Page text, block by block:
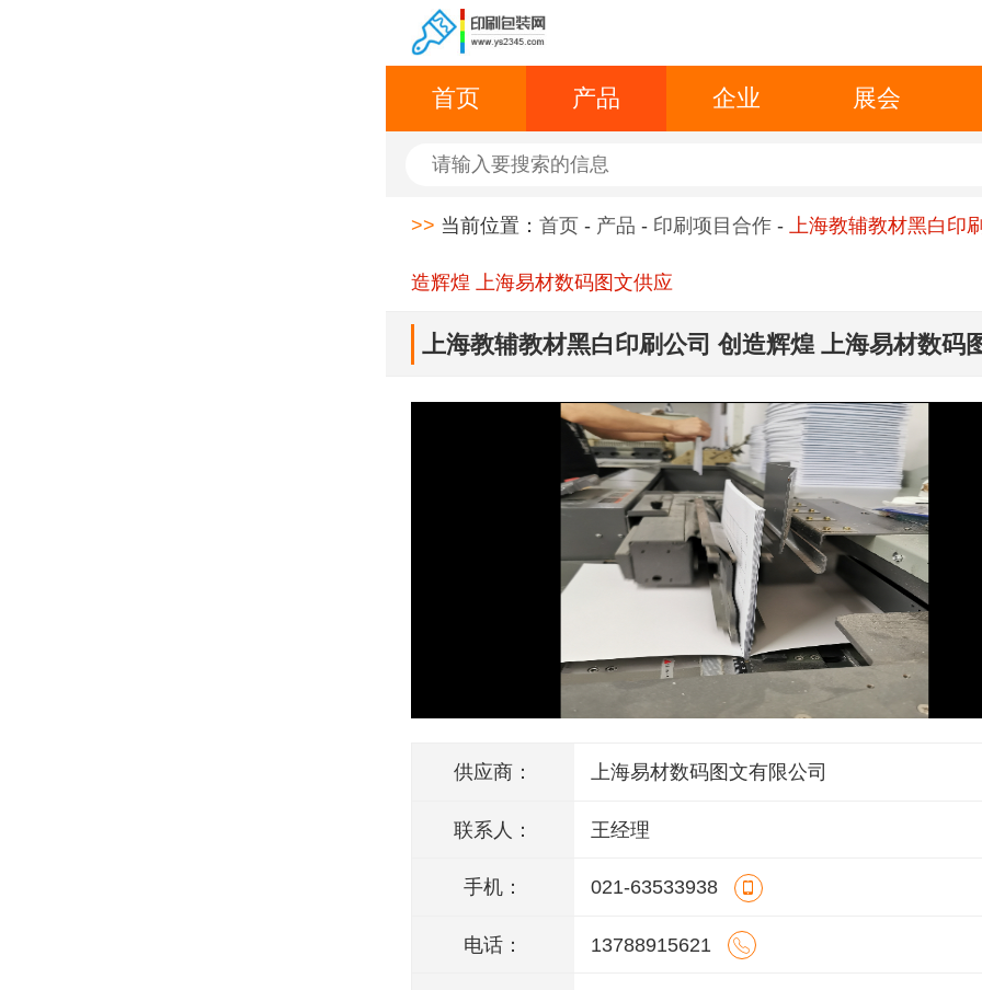
首页 产品 企业 展会
>> 当前位置： 首页 - 产品 - 印刷项目合作- 上海教辅教材黑白印
造辉煌 上海易材数码图文供应
上海教辅教材黑白印刷公司 创造辉煌 上海易材数码
供应商： 上海易材数码图文有限公司
联系人： 王经理
手机： 021-63533938
电话： 13788915621